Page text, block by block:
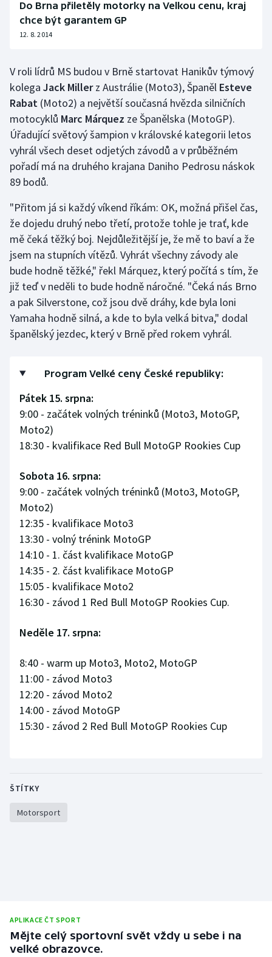
Do Brna přiletěly motorky na Velkou cenu, kraj
chce být garantem GP
12. 8. 2014
V roli lídrů MS budou v Brně startovat Hanikův týmový
kolega Jack Millerz Austrálie (Moto3), Španěl Esteve
Rabat (Moto2) a největší současná hvězda silničních
motocyklů Marc Márquez ze Španělska (MotoGP).
Úřadující světový šampion v královské kategorii letos
vyhrál všech deset odjetých závodů a v průběžném
pořadí má na druhého krajana Daniho Pedrosu náskok
89 bodů.
"Přitom já si každý víkend říkám: OK, možná přišel čas,
že dojedu druhý nebo třetí, protože tohle je trať, kde
mě čeká těžký boj. Nejdůležitější je, že mě to baví a že
jsem na stupních vítězů. Vyhrát všechny závody ale
bude hodně těžké," řekl Márquez, který počítá s tím, že
již teď v neděli to bude hodně náročné. "Čeká nás Brno
a pak Silverstone, což jsou dvě dráhy, kde byla loni
Yamaha hodně silná, a kde to byla velká bitva," dodal
španělský jezdec, který v Brně před rokem vyhrál.
Program Velké ceny České republiky:
Pátek 15. srpna:
9:00 - začátek volných tréninků (Moto3, MotoGP,
Moto2)
18:30 - kvalifikace Red Bull MotoGP Rookies Cup
Sobota 16. srpna:
9:00 - začátek volných tréninků (Moto3, MotoGP,
Moto2)
12:35 - kvalifikace Moto3
13:30 - volný trénink MotoGP
14:10 - 1. část kvalifikace MotoGP
14:35 - 2. část kvalifikace MotoGP
15:05 - kvalifikace Moto2
16:30 - závod 1 Red Bull MotoGP Rookies Cup.
Neděle 17. srpna:
8:40 - warm up Moto3, Moto2, MotoGP
11:00 - závod Moto3
12:20 - závod Moto2
14:00 - závod MotoGP
15:30 - závod 2 Red Bull MotoGP Rookies Cup
ŠTÍTKY
Motorsport
APLIKACE ČT SPORT
Mějte celý sportovní svět vždy u sebe i na
velké obrazovce.